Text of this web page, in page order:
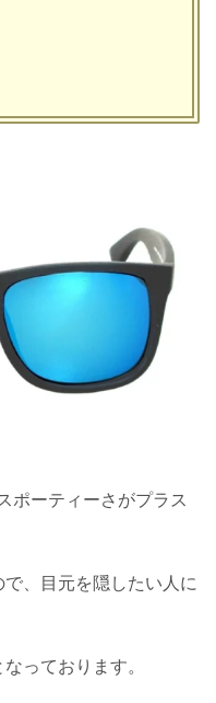
ポーティーさがプラス
、目元を隠したい人に
っております。